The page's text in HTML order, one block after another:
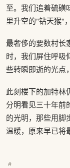
至。我们追着硫磺
里升空的"钻天猴"
最奢侈的要数村长
时，我们屏住呼吸
些转瞬即逝的光点
此刻楼下的加特林
分明看见三十年前
的光明，那些用脚
温暖，原来早已将
#